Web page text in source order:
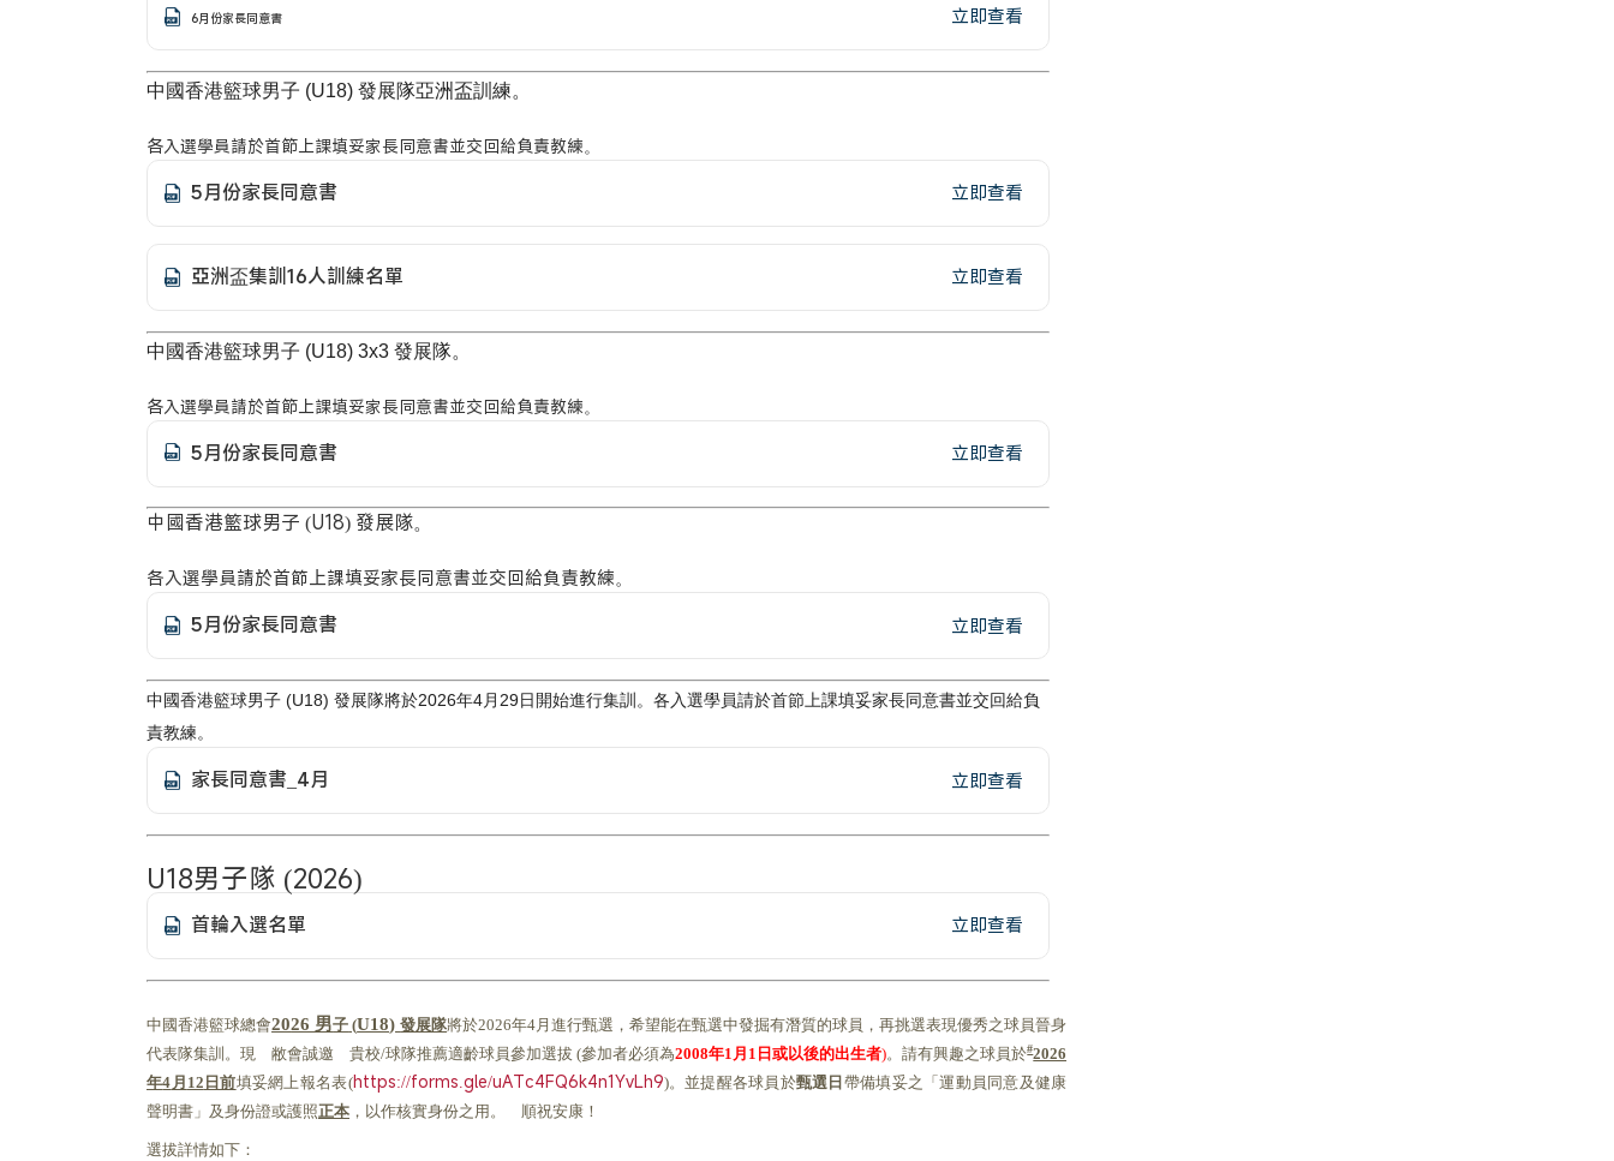
6月份家長同意書 立即查看
中國香港籃球男子 (U18) 發展隊亞洲盃訓練。
各入選學員請於首節上課填妥家長同意書並交回給負責教練。
5月份家長同意書 立即查看
亞洲盃集訓16人訓練名單 立即查看
中國香港籃球男子 (U18) 3x3 發展隊。
各入選學員請於首節上課填妥家長同意書並交回給負責教練。
5月份家長同意書 立即查看
中國香港籃球男子 (U18) 發展隊。
各入選學員請於首節上課填妥家長同意書並交回給負責教練。
5月份家長同意書 立即查看
中國香港籃球男子 (U18) 發展隊將於2026年4月29日開始進行集訓。各入選學員請於首節上課填妥家長同意書並交回給負
責教練。
家長同意書_4月 立即查看
U18男子隊 (2026)
首輪入選名單 立即查看
中國香港籃球總會2026 男子 (U18)發展隊將於2026年4 月進行甄選，希望能在甄選中發掘有潛質的球員，再挑選表現優秀之球員晉身
代表隊集訓。現 敝會誠邀 貴校/球隊推薦適齡球員參加選拔 (參加者必須為2008年1 月 1 日或以後的出生者)。請有興趣之球員於#2026
年4 月 12 日前填妥網上報名表(https://forms.gle/uATc4FQ6k4n1YvLh9)。並提醒各球員於甄選日帶備填妥之「運動員同意及健康
聲明書」及身份證或護照正本 ，以作核實身份之用。 順祝安康！
選拔詳情如下：